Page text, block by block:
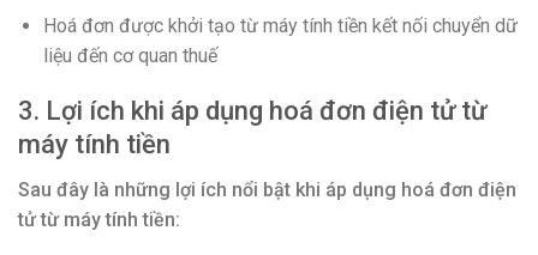
Hoá đơn được khởi tạo từ máy tính tiền kết nối chuyển dữ
liệu đến cơ quan thuế
3. Lợi ích khi áp dụng hoá đơn điện tử từ
máy tính tiền
Sau đây là những lợi ích nổi bật khi áp dụng hoá đơn điện
tử từ máy tính tiền: